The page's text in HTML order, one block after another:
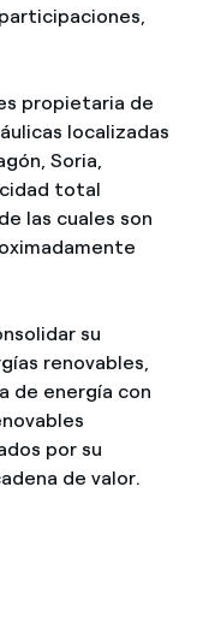
propietaria de
localizadas
Soria,
total
las cuales son
su
renovables,
de energía con
por su
de valor.